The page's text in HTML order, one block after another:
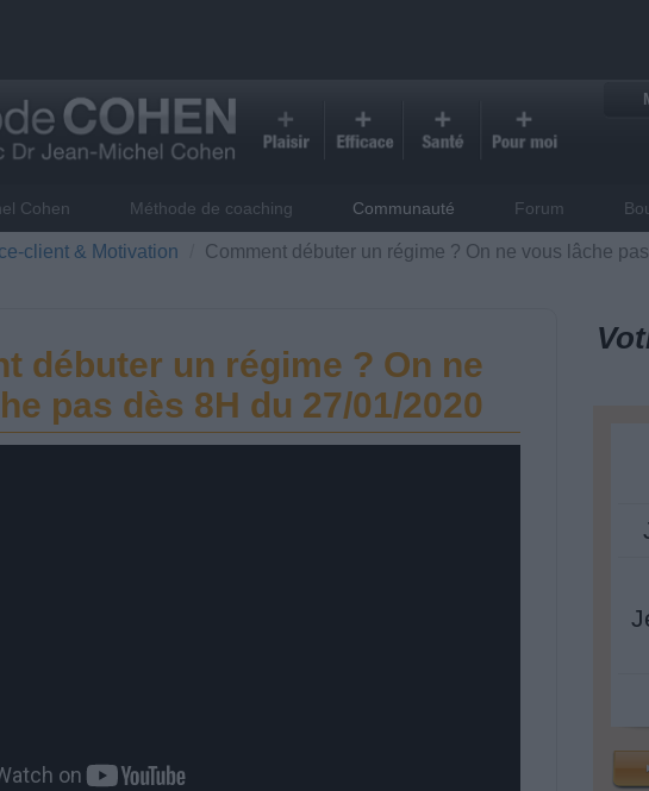
Cohen Méthode de coaching Communauté Forum
client & Motivation Comment débuter un régime ? On ne vous lâche
débuter un régime ? On ne
pas dès 8H du 27/01/2020